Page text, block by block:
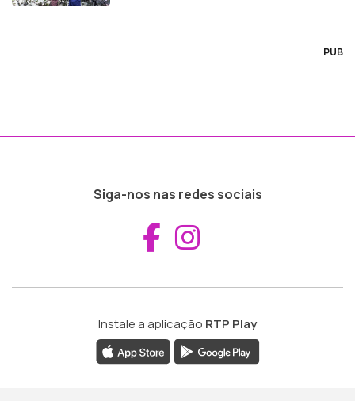
PUB
Siga-nos nas redes sociais
Aceder ao
Instale a aplicação RTP Play